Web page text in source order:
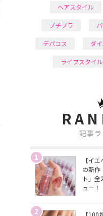
ヘアスタイル
プチプラ
デパコス ダ
ライフスタイル
記事
1
【イ
の新作
ト」
ュー！
2